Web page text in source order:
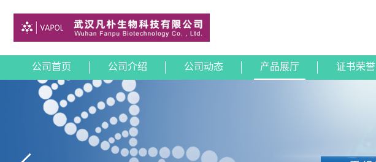
公司首页 公司介绍 公司动态 产品展厅 证书荣誉